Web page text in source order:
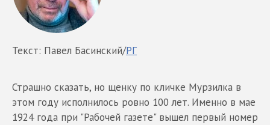
Текст: Павел Басинский/РГ
Страшно сказать, но щенку по кличке Мурзилка в
этом году исполнилось ровно 100 лет. Именно в мае
1924 года при "Рабочей газете" вышел первый номер